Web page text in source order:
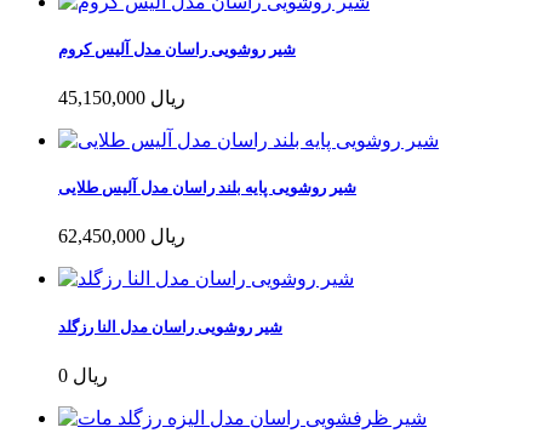
شیر روشویی راسان مدل آلیس کروم
45,150,000 ریال
شیر روشویی پایه بلند راسان مدل آلیس طلایی
62,450,000 ریال
شیر روشویی راسان مدل النا رزگلد
0 ریال